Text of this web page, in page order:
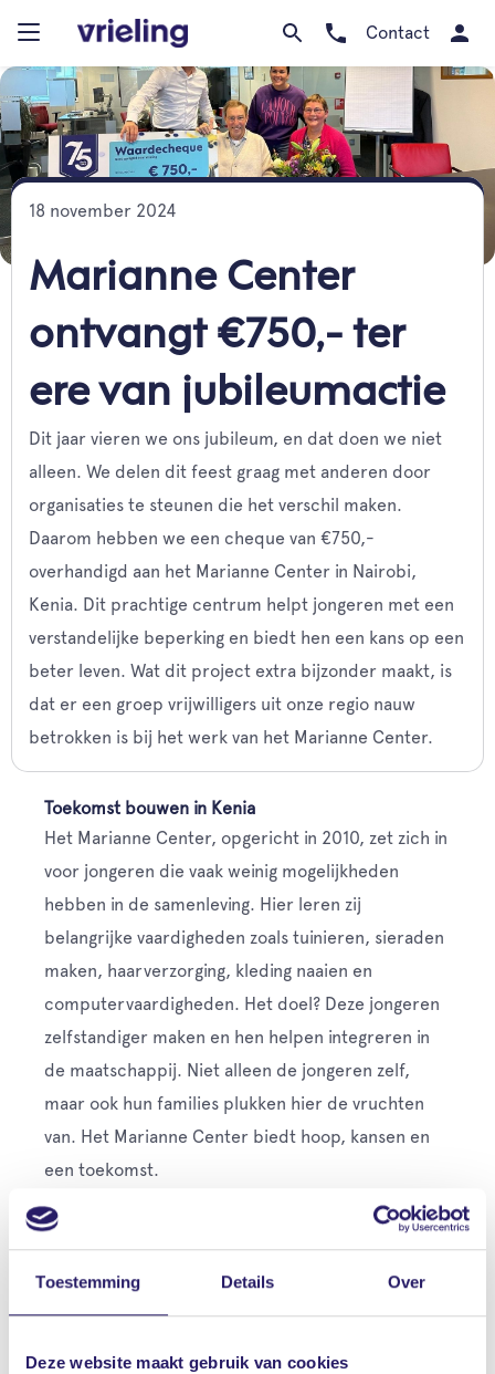
Toestemming Details Over
Deze website maakt gebruik van cookies
Contact
18 november 2024
Marianne Center
ontvangt €750,- ter
ere van jubileumactie
Dit jaar vieren we ons jubileum, en dat doen we niet
alleen. We delen dit feest graag met anderen door
organisaties te steunen die het verschil maken.
Daarom hebben we een cheque van €750,-
overhandigd aan het Marianne Center in Nairobi,
Kenia. Dit prachtige centrum helpt jongeren met een
verstandelijke beperking en biedt hen een kans op een
beter leven. Wat dit project extra bijzonder maakt, is
dat er een groep vrijwilligers uit onze regio nauw
betrokken is bij het werk van het Marianne Center.
Toekomst bouwen in Kenia
Het Marianne Center, opgericht in 2010, zet zich in
voor jongeren die vaak weinig mogelijkheden
hebben in de samenleving. Hier leren zij
belangrijke vaardigheden zoals tuinieren, sieraden
maken, haarverzorging, kleding naaien en
computervaardigheden. Het doel? Deze jongeren
zelfstandiger maken en hen helpen integreren in
de maatschappij. Niet alleen de jongeren zelf,
maar ook hun families plukken hier de vruchten
van. Het Marianne Center biedt hoop, kansen en
een toekomst.
Betrokkenheid belonen
Met onze jubileumactie willen we niet alleen lokaal
mensen ondersteunen, maar ook een bijdrage
leveren aan projecten waar mensen uit onze regio
actief aan meewerken. Het Marianne Center is een